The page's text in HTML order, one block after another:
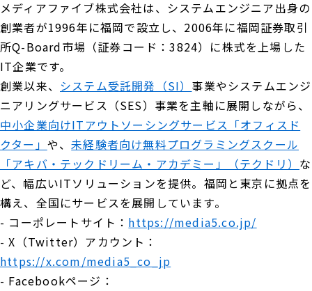
メディアファイブ株式会社は、システムエンジニア出身の
創業者が1996年に福岡で設立し、2006年に福岡証券取引
所Q-Board市場（証券コード：3824）に株式を上場した
IT企業です。
創業以来、 システム受託開発（SI） 事業やシステムエンジ
ニアリングサービス（SES）事業を主軸に展開しながら、
中小企業向けITアウトソーシングサービス「オフィスド
クター」 や、未経験者向け無料プログラミングスクール
「アキバ・テックドリーム・アカデミー」（テクドリ） な
ど、幅広いITソリューションを提供。福岡と東京に拠点を
構え、全国にサービスを展開しています。
- コーポレートサイト： https://media5.co.jp/
- X（Twitter）アカウント：
https://x.com/media5_co_jp
- Facebookページ：